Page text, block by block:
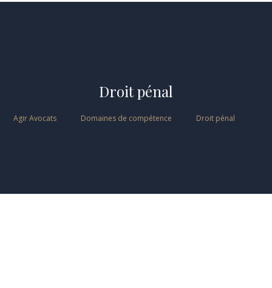
Droit pénal
Agir Avocats Domaines de compétence Droit pénal